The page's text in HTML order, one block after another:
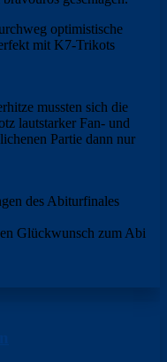
optimistische
mit K7-Trikots
mussten sich die
lautstarker Fan- und
Partie dann nur
des Abiturfinales
Glückwunsch zum Abi